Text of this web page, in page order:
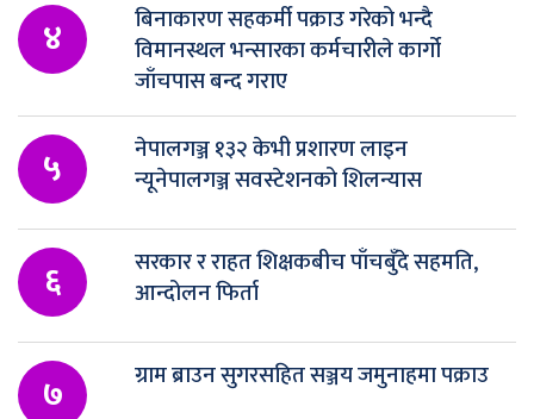
४
बिनाकारण सहकर्मी पक्राउ गरेको भन्दै
विमानस्थल भन्सारका कर्मचारीले कार्गो
जाँचपास बन्द गराए
५
नेपालगञ्ज १३२ केभी प्रशारण लाइन
न्यूनेपालगञ्ज सवस्टेशनको शिलन्यास
६
सरकार र राहत शिक्षकबीच पाँचबुँदे सहमति,
आन्दोलन फिर्ता
७ ग्राम ब्राउन सुगरसहित सञ्जय जमुनाहमा पक्राउ